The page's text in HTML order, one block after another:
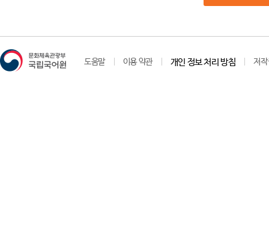
도움말 이용 약관 개인 정보 처리 방침 저